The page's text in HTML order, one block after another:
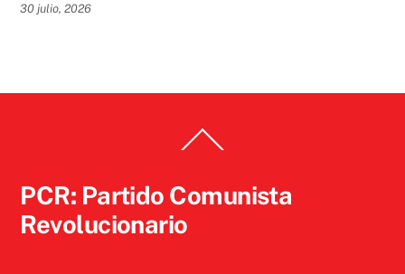
30 julio, 2026
To
PCR: Partido Comunista
Revolucionario